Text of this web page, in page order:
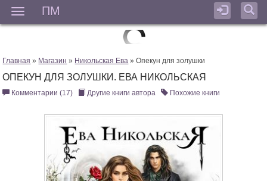
ПМ
Главная » Магазин » Никольская Ева » Опекун для золушки
ОПЕКУН ДЛЯ ЗОЛУШКИ. ЕВА НИКОЛЬСКАЯ
Комментарии (17) Другие книги автора Похожие книги